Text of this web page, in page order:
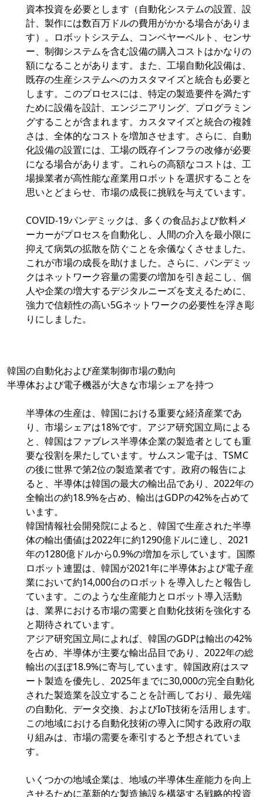
資本投資を必要とします（自動化システムの設置、設
計、製作には数百万ドルの費用がかかる場合がありま
す）。ロボットシステム、コンベヤーベルト、センサ
ー、制御システムを含む設備の購入コストはかなりの
額になることがあります。また、工場自動化設備は、
既存の生産システムへのカスタマイズと統合も必要と
します。このプロセスには、特定の製造要件を満たす
ために設備を設計、エンジニアリング、プログラミン
グすることが含まれます。カスタマイズと統合の複雑
さは、全体的なコストを増加させます。さらに、自動
化設備の設置には、工場の既存インフラの改修が必要
になる場合があります。これらの高額なコストは、工
場操業者が高性能な産業用ロボットを選択することを
思いとどまらせ、市場の成長に挑戦を与えています。
COVID-19パンデミックは、多くの食品および飲料メ
ーカーがプロセスを自動化し、人間の介入を最小限に
抑えて病気の拡散を防ぐことを余儀なくさせました。
これが市場の成長を助けました。さらに、パンデミッ
クはネットワーク容量の需要の増加を引き起こし、個
人や企業の増大するデジタルニーズを支えるために、
強力で信頼性の高い5Gネットワークの必要性を浮き彫
りにしました。
韓国の自動化および産業制御市場の動向
半導体および電子機器が大きな市場シェアを持つ
半導体の生産は、韓国における重要な経済産業であ
り、市場シェアは18%です。アジア研究国立局による
と、韓国はファブレス半導体企業の製造者としても重
要な役割を果たしています。サムスン電子は、TSMC
の後に世界で第2位の製造業者です。政府の報告によ
ると、半導体は韓国の最大の輸出品であり、2022年の
全輸出の約18.9%を占め、輸出はGDPの42%を占めて
います。
韓国情報社会開発院によると、韓国で生産された半導
体の輸出価値は2022年に約1290億ドルに達し、2021
年の1280億ドルから0.9%の増加を示しています。国際
ロボット連盟は、韓国が2021年に半導体および電子産
業において約14,000台のロボットを導入したと報告し
ています。このような生産能力とロボット導入活動
は、業界における市場の需要と自動化技術を強化する
と期待されています。
アジア研究国立局によれば、韓国のGDPは輸出の42%
を占め、半導体が主要な輸出品目であり、2022年の総
輸出のほぼ18.9%に寄与しています。韓国政府はスマ
ート製造を優先し、2025年までに30,000の完全自動化
された製造業を設立することを計画しており、最先端
の自動化、データ交換、およびIoT技術を活用します。
この地域における自動化技術の導入に関する政府の取
り組みは、市場の需要を牽引すると予想されていま
す。
いくつかの地域企業は、地域の半導体生産能力を向上
させるために革新的な製造施設を構築する戦略的投資